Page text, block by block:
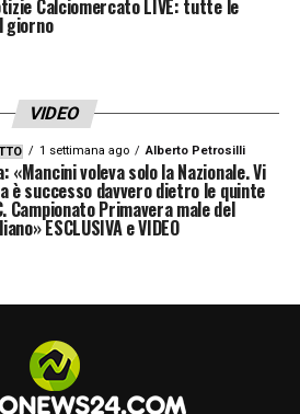
Calciomercato LIVE: tutte le
giorno
VIDEO
1 settimana ago Alberto Petrosilli
«Mancini voleva solo la Nazionale. Vi
è successo davvero dietro le quinte
Campionato Primavera male del
ESCLUSIVA e VIDEO